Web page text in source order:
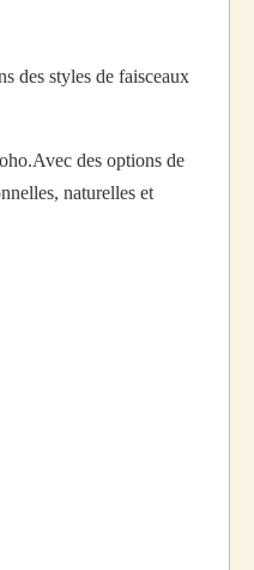
des styles de faisceaux
des options de
naturelles et